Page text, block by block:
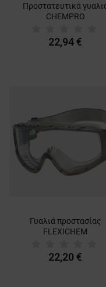
Προστατευτικά
CHEMPRO
22,94 €
Γυαλιά προστασίας
FLEXICHEM
22,20 €